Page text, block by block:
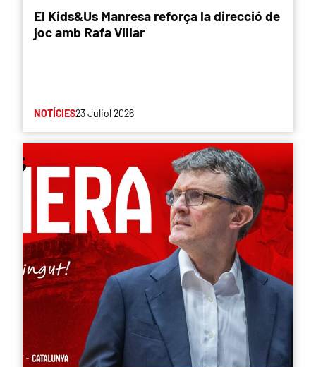
El Kids&Us Manresa reforça la direcció de
joc amb Rafa Villar
NOTÍCIES23 Juliol 2026